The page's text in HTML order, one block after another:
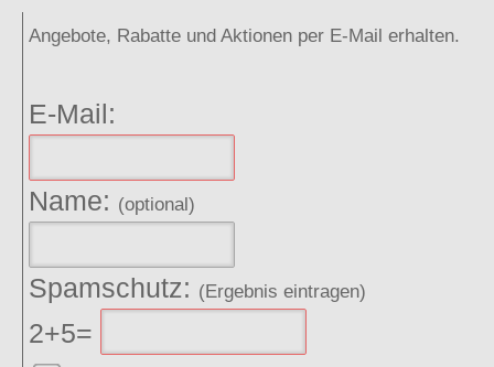
Angebote, Rabatte und Aktionen per E-Mail erhalten.
E-Mail:
Name: (optional)
Spamschutz: (Ergebnis eintragen)
2+5=